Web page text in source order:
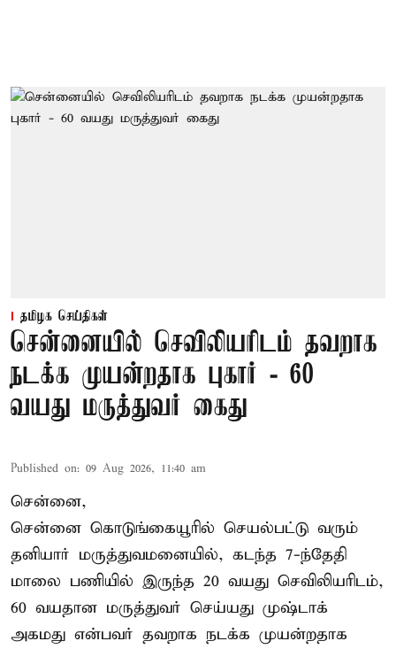
தமிழக செய்திகள்
சென்னையில் செவிலியரிடம் தவறாக
நடக்க முயன்றதாக புகார் - 60
வயது மருத்துவர் கைது
Published on: 09 Aug 2026, 11:40 am
சென்னை,
சென்னை கொடுங்கையூரில் செயல்பட்டு வரும்
தனியார் மருத்துவமனையில், கடந்த 7-ந்தேதி
மாலை பணியில் இருந்த 20 வயது செவிலியரிடம்,
60 வயதான மருத்துவர் செய்யது முஷ்டாக்
அகமது என்பவர் தவறாக நடக்க முயன்றதாக